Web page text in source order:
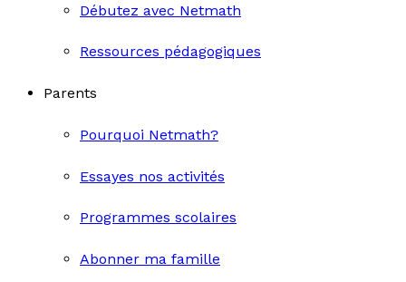
Débutez avec Netmath
Ressources pédagogiques
Parents
Pourquoi Netmath?
Essayes nos activités
Programmes scolaires
Abonner ma famille